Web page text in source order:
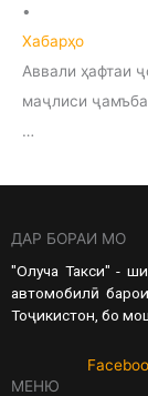
•
Хабарҳо
Аввали ҳафтаи
маҷлиси
…
ДАР БОРАИ МО
"Олуча Такси" -
автомобилӣ
Тоҷикистон, бо
МЕНЮ